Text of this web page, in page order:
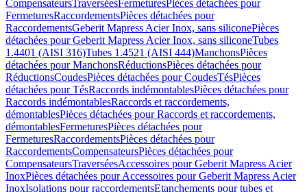
CompensateursTraverséesFermeturesPièces détachées pour
FermeturesRaccordementsPièces détachées pour
RaccordementsGeberit Mapress Acier Inox, sans siliconePièces
détachées pour Geberit Mapress Acier Inox, sans siliconeTubes
1.4401 (AISI 316)Tubes 1.4521 (AISI 444)ManchonsPièces
détachées pour ManchonsRéductionsPièces détachées pour
RéductionsCoudesPièces détachées pour CoudesTésPièces
détachées pour TésRaccords indémontablesPièces détachées pour
Raccords indémontablesRaccords et raccordements,
démontablesPièces détachées pour Raccords et raccordements,
démontablesFermeturesPièces détachées pour
FermeturesRaccordementsPièces détachées pour
RaccordementsCompensateursPièces détachées pour
CompensateursTraverséesAccessoires pour Geberit Mapress Acier
InoxPièces détachées pour Accessoires pour Geberit Mapress Acier
InoxIsolations pour raccordementsEtanchements pour tubes et